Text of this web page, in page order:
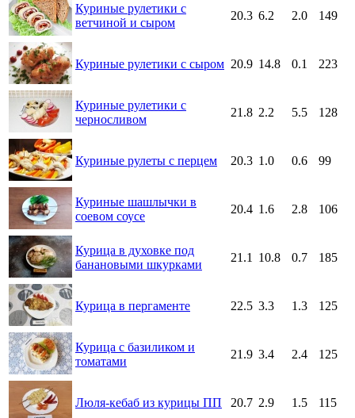
Куриные рулетики с
ветчиной и сыром
20.3 6.2 2.0 149
Куриные рулетики с сыром 20.9 14.8 0.1 223
Куриные рулетики с
черносливом
21.8 2.2 5.5 128
Куриные рулеты с перцем 20.3 1.0 0.6 99
Куриные шашлычки в
соевом соусе
20.4 1.6 2.8 106
Курица в духовке под
банановыми шкурками
21.1 10.8 0.7 185
Курица в пергаменте 22.5 3.3 1.3 125
Курица с базиликом и
томатами
21.9 3.4 2.4 125
Люля-кебаб из курицы ПП 20.7 2.9 1.5 115